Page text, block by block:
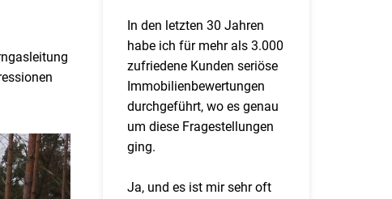
In den letzten 30 Jahren
habe ich für mehr als 3.000
zufriedene Kunden seriöse
Immobilienbewertungen
durchgeführt, wo es genau
um diese Fragestellungen
ging.
Ja, und es ist mir sehr oft